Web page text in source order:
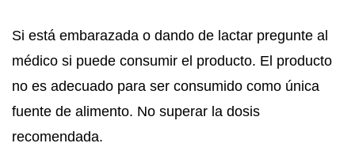
Si está embarazada o dando de lactar pregunte al
médico si puede consumir el producto. El producto
no es adecuado para ser consumido como única
fuente de alimento. No superar la dosis
recomendada.